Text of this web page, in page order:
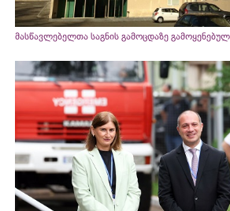
მასწავლებელთა საგნის გამოცდაზე